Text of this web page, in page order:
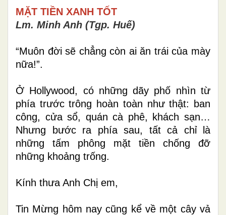
MẶT TIỀN XANH TỐT
Lm. Minh Anh (Tgp. Huế)
“Muôn đời sẽ chẳng còn ai ăn trái của mày
nữa!”.
Ở Hollywood, có những dãy phố nhìn từ
phía trước trông hoàn toàn như thật: ban
công, cửa sổ, quán cà phê, khách sạn…
Nhưng bước ra phía sau, tất cả chỉ là
những tấm phông mặt tiền chống đỡ
những khoảng trống.
Kính thưa Anh Chị em,
Tin Mừng hôm nay cũng kể về một cây vả